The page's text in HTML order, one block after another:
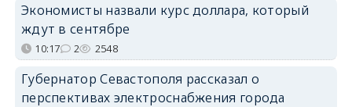
Экономисты назвали курс доллара, который
ждут в сентябре
10:17 2 2548
Губернатор Севастополя рассказал о
перспективах электроснабжения города